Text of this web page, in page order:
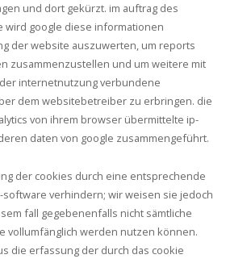
und dort gekürzt. im auftrag des
google diese informationen
der website auszuwerten, um reports
zusammenzustellen und um weitere mit
internetnutzung verbundene
dem websitebetreiber zu erbringen. die
von ihrem browser übermittelte ip-
daten von google zusammengeführt.
der cookies durch eine entsprechende
verhindern; wir weisen sie jedoch
fall gegebenenfalls nicht sämtliche
vollumfänglich werden nutzen können.
die erfassung der durch das cookie